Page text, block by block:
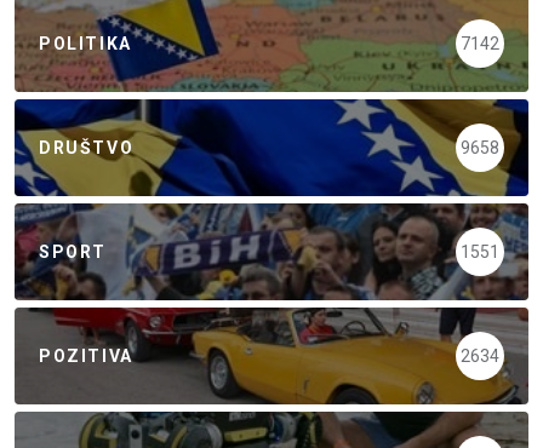
POLITIKA 7142
DRUŠTVO 9658
SPORT 1551
POZITIVA 2634